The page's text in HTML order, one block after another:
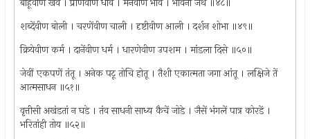
शब्देंवीण बोली । चरणेंवीण चाली । दृष्टीवीण आली । दर्शन शोभा ॥४९॥
क्रियेवीण कर्म । दानेंवीण धर्म । धारणेवीण उपशम । मांडला दिसे ॥५०॥
जेवीं एकपणें तंतू । अनेक पटू तोचि होतू । तैशी एकात्मता जगा आंतू । लक्षिजे तें
आत्मसाधन ॥५१॥
वृत्तीसी अखंडतां न घडे । तंव साधनी साध्य कैचें जोडे । जैसें भंगलें पात्र कोरडें ।
भरितांही तोय ॥५२॥